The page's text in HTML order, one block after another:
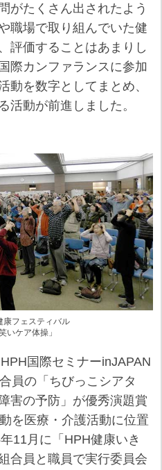
がたくさん出されたよう
職場で取り組んでいた健
評価することはあまりし
際カンファランスに参加
動を数字としてまとめ、
活動が前進しました。
康フェスティバル
いケア体操」
国際セミナーinJAPAN
員の「ちびっこシアタ
害の予防」が優秀演題賞
を医療・介護活動に位置
11月に「HPH健康いき
合員と職員で実行委員会